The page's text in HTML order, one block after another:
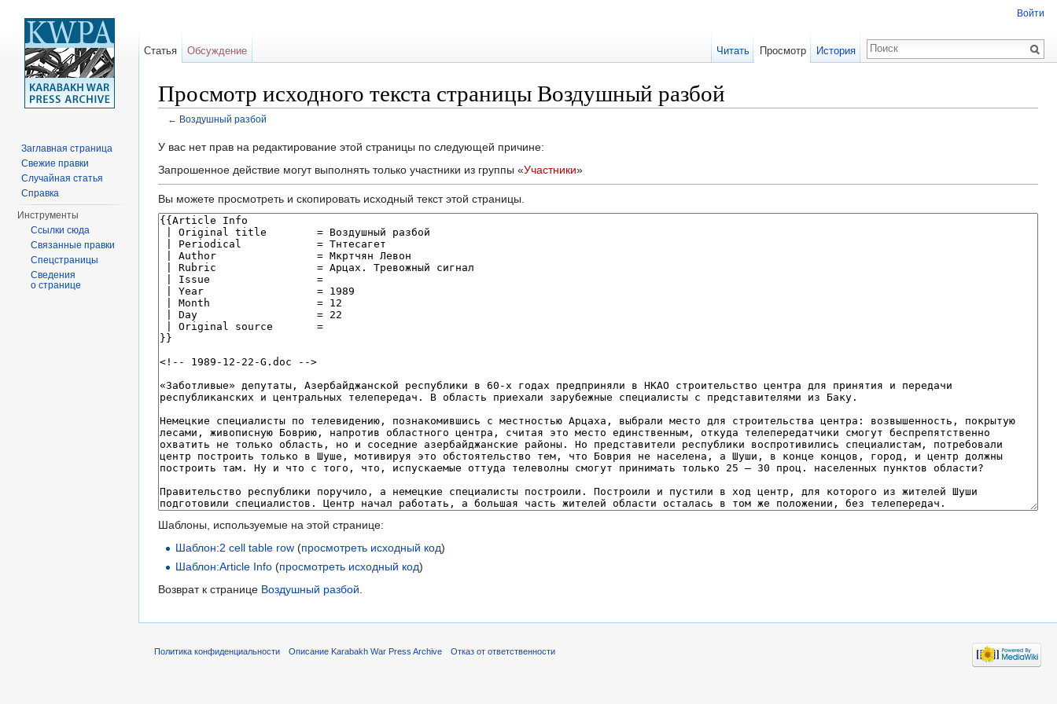
Просмотр исходного текста страницы Воздушный разбой
← Воздушный разбой
У вас нет прав на редактирование этой страницы по следующей причине:
Запрошенное действие могут выполнять только участники из группы «Участники»
Вы можете просмотреть и скопировать исходный текст этой страницы.
Шаблоны, используемые на этой странице:
Шаблон:2 cell table row (просмотреть исходный код)
Шаблон:Article Info (просмотреть исходный код)
Возврат к странице Воздушный разбой
Войти
Статья Обсуждение Читать Просмотр История
Заглавная страница
Свежие правки
Случайная статья
Справка
Инструменты
Ссылки сюда
Связанные правки
Спецстраницы
Сведения
о странице
Политика конфиденциальности Описание Karabakh War Press Archive Отказ от ответственности